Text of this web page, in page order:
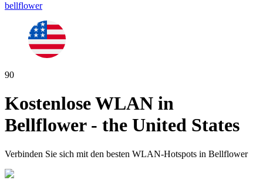
bellflower
90
Kostenlose WLAN in
Bellflower- the United States
Verbinden Sie sich mit den besten WLAN-Hotspots in Bellflower